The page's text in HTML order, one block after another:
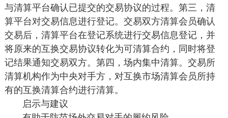
与清算平台确认已提交的交易协议的过程。第三，清
算平台对交易信息进行登记。交易双方清算会员确认
交易后，清算平台在登记系统进行交易信息登记，并
将原来的互换交易协议转化为可清算合约，同时将登
记结果通知交易双方。第四，场内集中清算。交易所
清算机构作为中央对手方，对互换市场清算会员所持
有的互换清算合约进行清算。
启示与建议